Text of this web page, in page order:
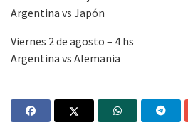
Argentina vs Japón
Viernes 2 de agosto – 4 hs
Argentina vs Alemania